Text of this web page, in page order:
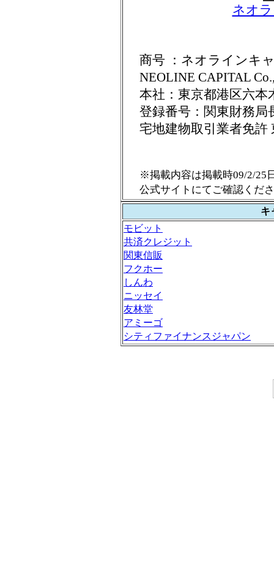
ネオ
商号 ：ネオラインキ
NEOLINE CAPITAL
本社：東京都港区六
登録番号：関東財務局
宅地建物取引業者免許
※掲載内容は掲載時09/2/25
公式サイトにてご確認くだ
キ
モビット
共済クレジット
関東信販
フクホー
しんわ
ニッセイ
友林堂
アミーゴ
シティファイナンスジャパン